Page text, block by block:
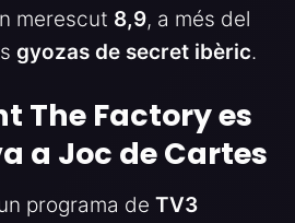
merescut 8,9, a més del
gyozas de secret ibèric.
The Factory es
a Joc de Cartes
programa de TV3